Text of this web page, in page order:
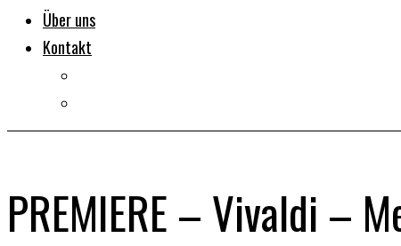
Über uns
Kontakt
PREMIERE – Vivaldi –